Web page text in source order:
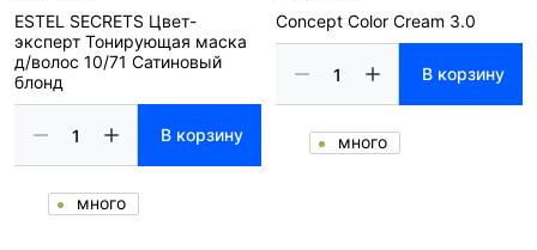
ESTEL SECRETS Цвет-
эксперт Тонирующая маска
д/волос 10/71 Сатиновый
блонд
В корзину
много
Concept Color Cream 3.0
В корзину
много